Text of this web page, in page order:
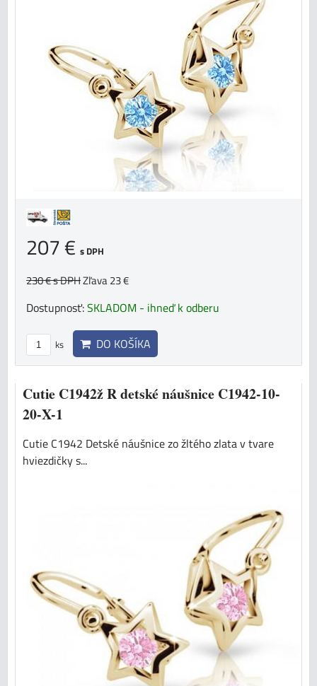
207 € s DPH
230 €s DPHZľava 23 €
Dostupnosť:SKLADOM - ihneď k odberu
ks DO KOŠÍKA
Cutie C1942ž R detské náušnice C1942-10-
20-X-1
Cutie C1942 Detské náušnice zo žltého zlata v tvare
hviezdičky s...